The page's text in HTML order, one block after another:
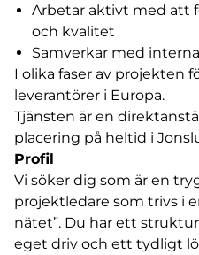
Arbetar aktivt med att
och kvalitet
Samverkar med
I olika faser av projekten
leverantörer i Europa.
Tjänsten är en
placering på heltid i
Profil
Vi söker dig som är en
projektledare som trivs i
nätet”. Du har ett
eget driv och ett tydligt